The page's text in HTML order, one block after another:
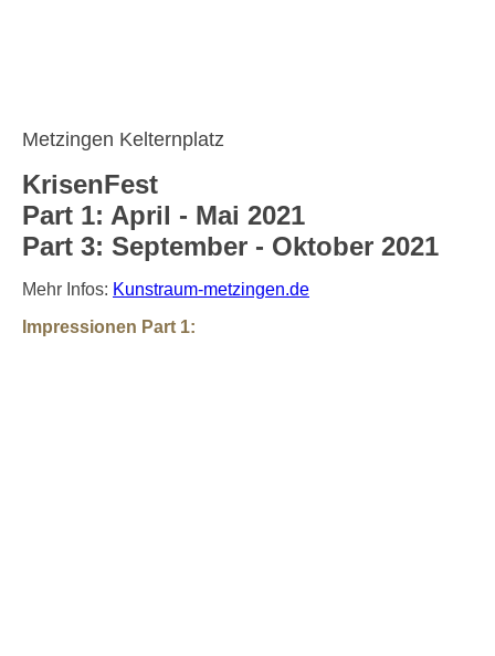
Metzingen Kelternplatz
KrisenFest
Part 1: April - Mai 2021
Part 3: September - Oktober 2021
Mehr Infos: Kunstraum-metzingen.de
Impressionen Part 1: